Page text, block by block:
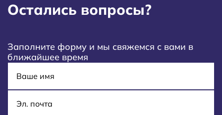
Остались вопросы?
Заполните форму и мы свяжемся с вами в
ближайшее время
E-mail